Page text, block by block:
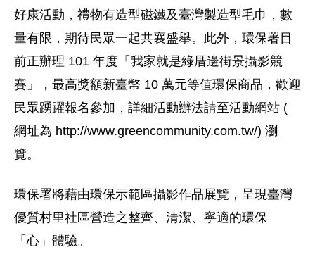
好康活動，禮物有造型磁鐵及臺灣製造型毛巾，數
量有限，期待民眾一起共襄盛舉。此外，環保署目
前正辦理 101 年度「我家就是綠厝邊街景攝影競
賽」，最高獎額新臺幣 10 萬元等值環保商品，歡迎
民眾踴躍報名參加，詳細活動辦法請至活動網站 (
網址為 http://www.greencommunity.com.tw/) 瀏
覽。
環保署將藉由環保示範區攝影作品展覽，呈現臺灣
優質村里社區營造之整齊、清潔、寧適的環保
「心」體驗。